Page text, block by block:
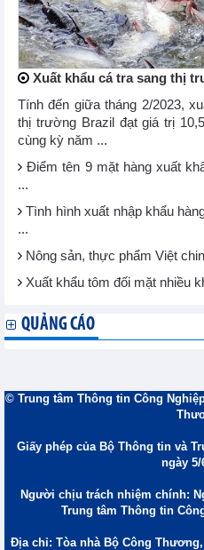
Xuất khẩu cá tra sang thị
Tính đến giữa tháng 2/2023,
thị trường Brazil đạt giá trị
cùng kỳ năm ...
Điểm tên 9 mặt hàng xuất
...
Tình hình xuất nhập khẩu
...
Nông sản, thực phẩm Việt
Xuất khẩu tôm đối mặt nhiều
QUẢNG CÁO
© Trung tâm Thông tin Công
Giấy phép của Bộ Thông tin và
ngày 5/
Người chịu trách nhiệm chính:
Trung tâm Thông tin
Địa chỉ: Tòa nhà Bộ Công